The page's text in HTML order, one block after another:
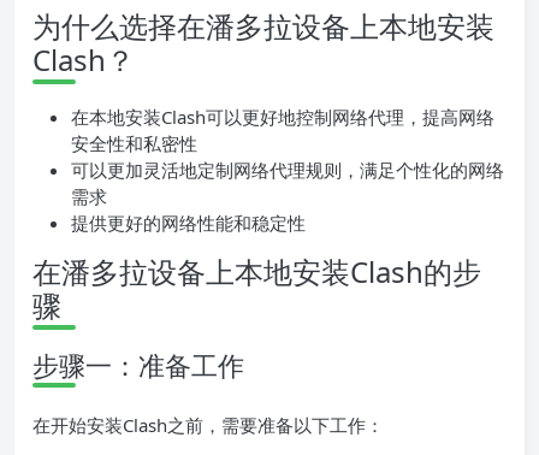
为什么选择在潘多拉设备上本地安装
Clash？
在本地安装Clash可以更好地控制网络代理，提高网络
安全性和私密性
可以更加灵活地定制网络代理规则，满足个性化的网络
需求
提供更好的网络性能和稳定性
在潘多拉设备上本地安装Clash的步
骤
步骤一：准备工作
在开始安装Clash之前，需要准备以下工作：